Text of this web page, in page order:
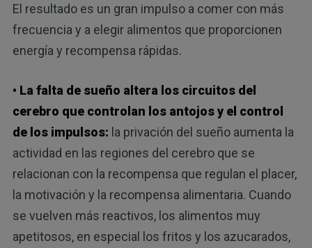
El resultado es un gran impulso a comer con más
frecuencia y a elegir alimentos que proporcionen
energía y recompensa rápidas.
• La falta de sueño altera los circuitos del
cerebro que controlan los antojos y el control
de los impulsos: la privación del sueño aumenta la
actividad en las regiones del cerebro que se
relacionan con la recompensa que regulan el placer,
la motivación y la recompensa alimentaria. Cuando
se vuelven más reactivos, los alimentos muy
apetitosos, en especial los fritos y los azucarados,